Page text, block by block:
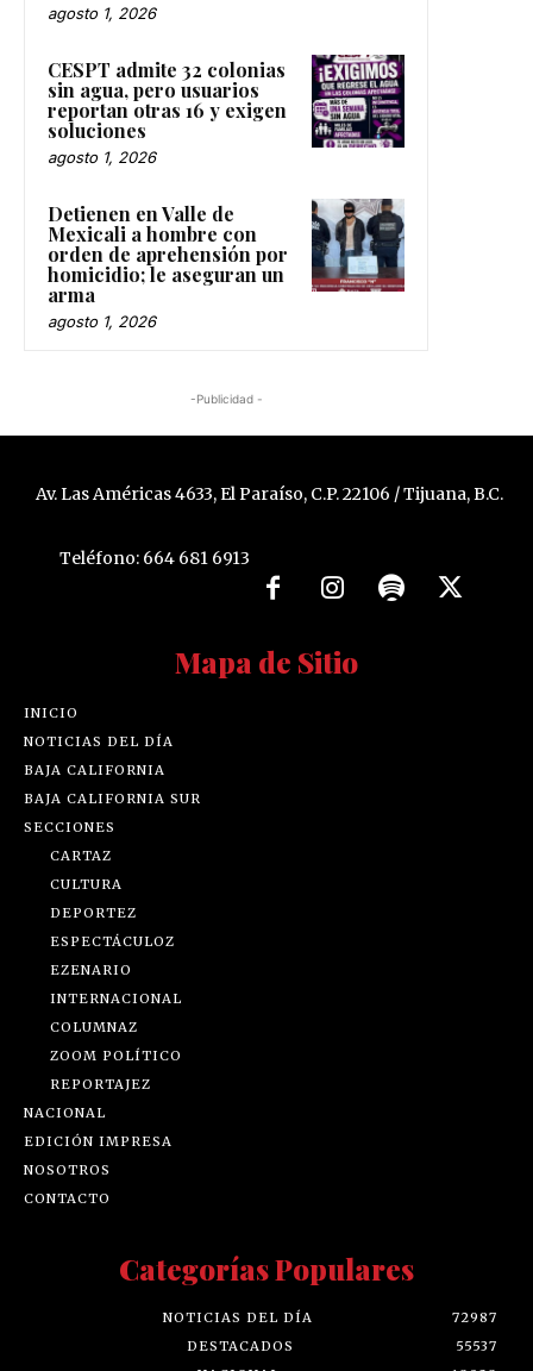
agosto 1, 2026
CESPT admite 32 colonias
sin agua, pero usuarios
reportan otras 16 y exigen
soluciones
agosto 1, 2026
Detienen en Valle de
Mexicali a hombre con
orden de aprehensión por
homicidio; le aseguran un
arma
agosto 1, 2026
-Publicidad -
Av. Las Américas 4633, El Paraíso, C.P. 22106 / Tijuana, B.C.
Teléfono: 664 681 6913
Mapa de Sitio
INICIO
NOTICIAS DEL DÍA
BAJA CALIFORNIA
BAJA CALIFORNIA SUR
SECCIONES
CARTAZ
CULTURA
DEPORTEZ
ESPECTÁCULOZ
EZENARIO
INTERNACIONAL
COLUMNAZ
ZOOM POLÍTICO
REPORTAJEZ
NACIONAL
EDICIÓN IMPRESA
NOSOTROS
CONTACTO
Categorías Populares
NOTICIAS DEL DÍA
72987
DESTACADOS
55537